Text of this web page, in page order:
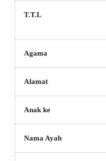
T.T.L
Agama
Alamat
Anak ke
Nama Ayah